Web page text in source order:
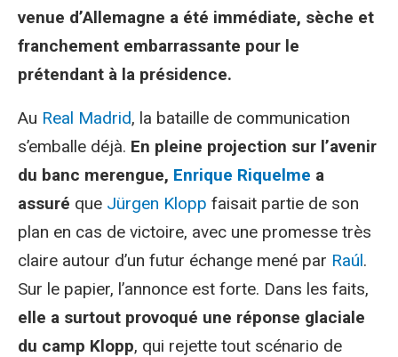
venue d’Allemagne a été immédiate, sèche et
franchement embarrassante pour le
prétendant à la présidence.
Au Real Madrid, la bataille de communication
s’emballe déjà. En pleine projection sur l’avenir
du banc merengue, Enrique Riquelme a
assuré que Jürgen Klopp faisait partie de son
plan en cas de victoire, avec une promesse très
claire autour d’un futur échange mené par Raúl.
Sur le papier, l’annonce est forte. Dans les faits,
elle a surtout provoqué une réponse glaciale
du camp Klopp, qui rejette tout scénario de